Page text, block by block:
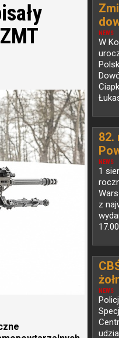
NEWS
W
NEWS
82.
1
z
NEWS